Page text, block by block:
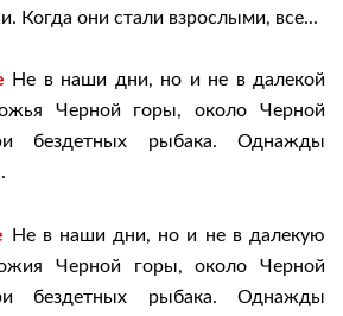
Когда они стали взрослыми, все...
Не в наши дни, но и не в далекой
Черной горы, около Черной
бездетных рыбака. Однажды
Не в наши дни, но и не в далекую
Черной горы, около Черной
бездетных рыбака. Однажды